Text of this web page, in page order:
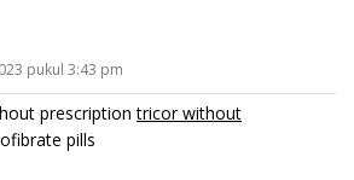
pukul 3:43 pm
prescriptiontricor without
pills